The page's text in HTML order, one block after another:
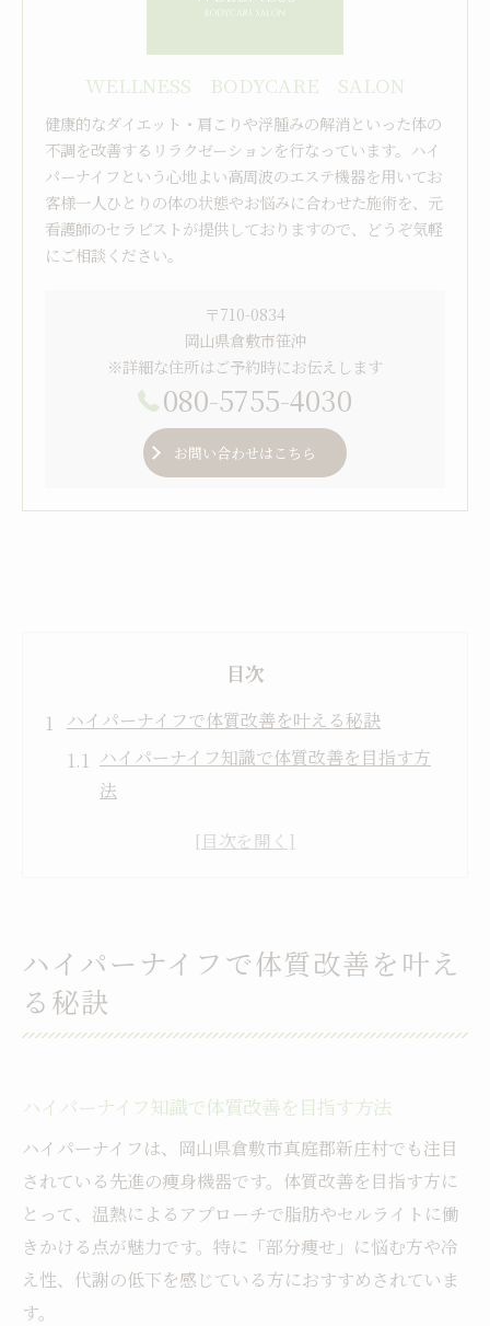
WELLNESS BODYCARE SALON
健康的なダイエット・肩こりや浮腫みの解消といった体の
不調を改善するリラクゼーションを行なっています。ハイ
パーナイフという心地よい高周波のエステ機器を用いてお
客様一人ひとりの体の状態やお悩みに合わせた施術を、元
看護師のセラピストが提供しておりますので、どうぞ気軽
にご相談ください。
〒710-0834
岡山県倉敷市笹沖
※詳細な住所はご予約時にお伝えします
080-5755-4030
お問い合わせはこちら
目次
ハイパーナイフで体質改善を叶える秘訣
ハイパーナイフ知識で体質改善を目指す方
法
温熱効果で痩せやすい身体へ導くハイパー
セルライト対策にハイパーナイフが選ばれ
る理由
最新知識でハイパーナイフの効果を最大化
ハイパーナイフで部分痩せを実感するポイ
ント
女性の悩みに応えるハイパーナイフの知識
基礎
気になる部位別ハイパーナイフ活用術
セルライトケアに強いハイパーナイフの特
ハイパーナイフで体質改善を叶え
る秘訣
ハイパーナイフ知識で体質改善を目指す方法
ハイパーナイフは、岡山県倉敷市真庭郡新庄村でも注目
されている先進の痩身機器です。体質改善を目指す方に
とって、温熱によるアプローチで脂肪やセルライトに働
きかける点が魅力です。特に「部分痩せ」に悩む方や冷
え性、代謝の低下を感じている方におすすめされていま
す。